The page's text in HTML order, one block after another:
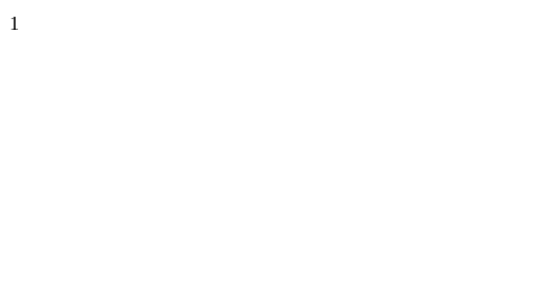
1